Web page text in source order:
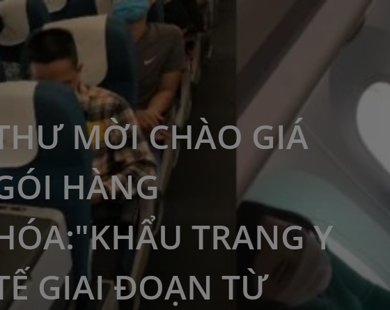
MỜI CHÀO GIÁ
HÀNG
TRANG Y
GIAI ĐOẠN TỪ